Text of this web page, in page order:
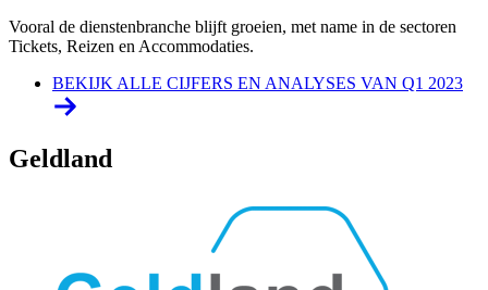
Vooral de dienstenbranche blijft groeien, met name in de sectoren
Tickets, Reizen en Accommodaties.
BEKIJK ALLE CIJFERS EN ANALYSES VAN Q1 2023
Geldland